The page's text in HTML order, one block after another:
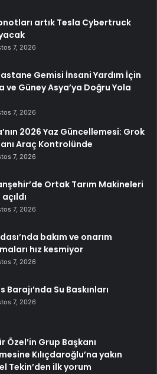
artık Tesla Cybertruck
7, 2026
Gemisi İnsani Yardım İçin
ve Güney Asya’ya Doğru Yola
7, 2026
2026 Yaz Güncellemesi: Grok
Araç Kontrolünde
7, 2026
Ortak Tarım Makineleri
açıldı
7, 2026
bakım ve onarım
hız kesmiyor
7, 2026
Barajı’nda Su Baskınları
7, 2026
Özel’in Grup Başkanı
Kılıçdaroğlu’na yakın
Tekin’den ilk yorum